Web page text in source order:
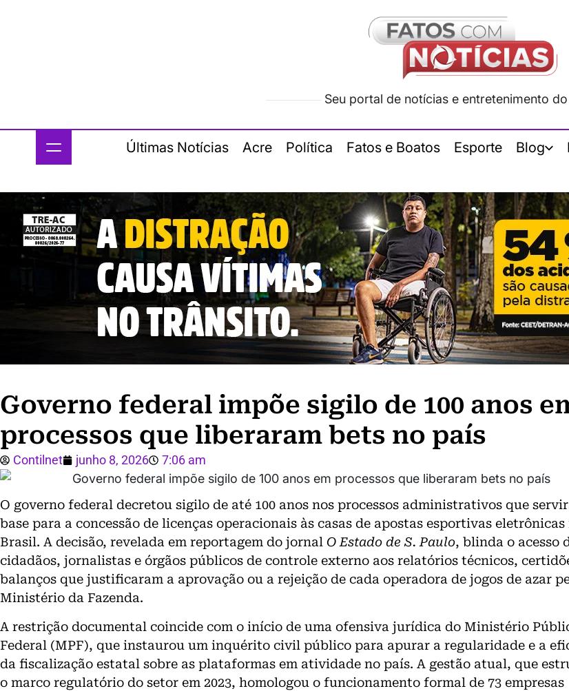
Seu portal de notícias e entretenimento
Últimas Notícias Acre Política Fatos e Boatos Esporte Blog
Governo federal impõe sigilo de 100 anos
processos que liberaram bets no país
Contilnet junho 8, 2026 7:06 am
O governo federal decretou sigilo de até 100 anos nos processos administrativos que
base para a concessão de licenças operacionais às casas de apostas esportivas eletrônicas
Brasil. A decisão, revelada em reportagem do jornal O Estado de S. Paulo, blinda o acesso
cidadãos, jornalistas e órgãos públicos de controle externo aos relatórios técnicos,
balanços que justificaram a aprovação ou a rejeição de cada operadora de jogos de azar
Ministério da Fazenda.
A restrição documental coincide com o início de uma ofensiva jurídica do Ministério
Federal (MPF), que instaurou um inquérito civil público para apurar a regularidade e a
da fiscalização estatal sobre as plataformas em atividade no país. A gestão atual, que
o marco regulatório do setor em 2023, homologou o funcionamento formal de 73 empresas